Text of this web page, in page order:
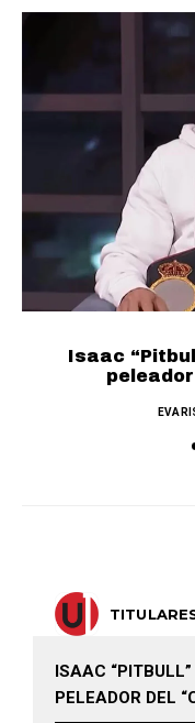
Isaac
ISAAC
PELEADOR DEL